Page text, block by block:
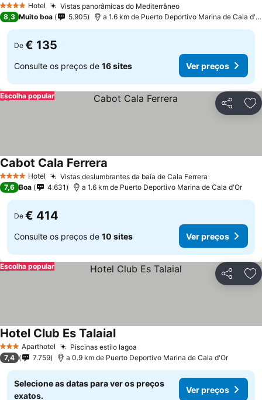
4 EstrelasHotel Vistas panorâmicas do Mediterrâneo
8,3 Muito boa 5.905 a 1.6 km de Puerto Deportivo Marina de Cala d'Or
De € 135
Consulte os preços de 16 sites Ver preços
Partilhar
Escolha popular
4 EstrelasHotel Vistas deslumbrantes da baía de Cala Ferrera
Cabot Cala Ferrera
7,6 Boa 4.631 a 1.6 km de Puerto Deportivo Marina de Cala d'Or
De € 414
Consulte os preços de 10 sites Ver preços
Partilhar
Escolha popular
3 EstrelasAparthotel Piscinas estilo lagoa
Hotel Club Es Talaial
7,4 7.759 a 0.9 km de Puerto Deportivo Marina de Cala d'Or
Selecione as datas para ver os preços
exatos.
Ver preços